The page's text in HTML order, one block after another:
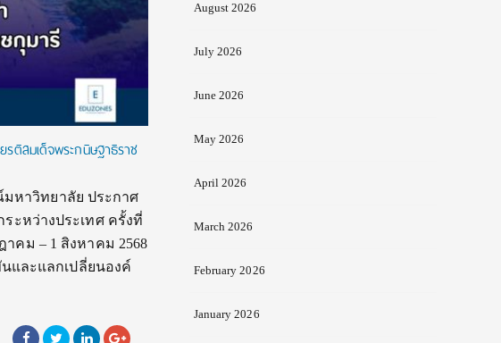
รติสมเด็จพระกนิษฐาธิราช
หาวิทยาลัย ประกาศ
ะหว่างประเทศ ครั้งที่
ฎาคม – 1 สิงหาคม 2568
และแลกเปลี่ยนองค์
August 2026
July 2026
June 2026
May 2026
April 2026
March 2026
February 2026
January 2026